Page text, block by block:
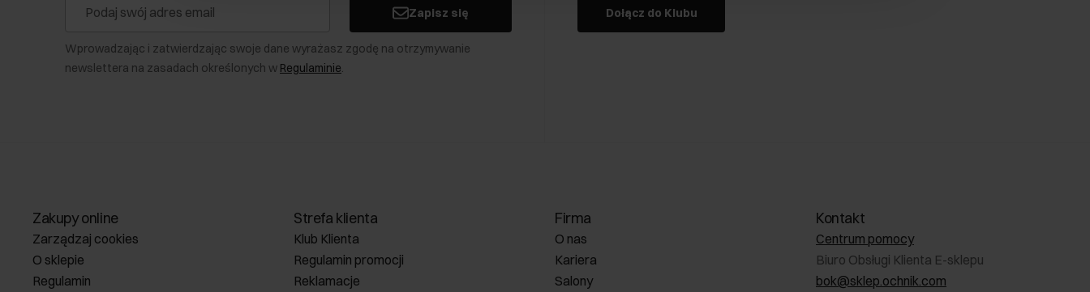
Zapisz się
Wprowadzając i zatwierdzając swoje dane wyrażasz zgodę na otrzymywanie
newslettera na zasadach określonych w Regulaminie.
Dołącz do Klubu
Zakupy online
Zarządzaj cookies
O sklepie
Regulamin
Strefa klienta
Klub Klienta
Regulamin promocji
Reklamacje
Firma
O nas
Kariera
Salony
Kontakt
Centrum pomocy
Biuro Obsługi Klienta E-sklepu
bok@sklep.ochnik.com